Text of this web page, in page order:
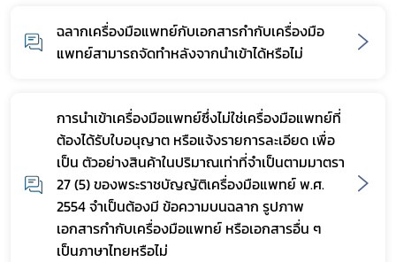
ฉลากเครื่องมือแพทย์กับเอกสารกำกับเครื่องมือ
แพทย์สามารถจัดทำหลังจากนำเข้าได้หรือไม่
การนำเข้าเครื่องมือแพทย์ซึ่งไม่ใช่เครื่องมือแพทย์ที่
ต้องได้รับใบอนุญาต หรือแจ้งรายการละเอียด เพื่อ
เป็น ตัวอย่างสินค้าในปริมาณเท่าที่จำเป็นตามมาตรา
27 (5) ของพระราชบัญญัติเครื่องมือแพทย์ พ.ศ.
2554 จำเป็นต้องมี ข้อความบนฉลาก รูปภาพ
เอกสารกำกับเครื่องมือแพทย์ หรือเอกสารอื่น ๆ
เป็นภาษาไทยหรือไม่
เลือกหัวข้อที่ท่านต้องการ Subscribe
กฎหมาย